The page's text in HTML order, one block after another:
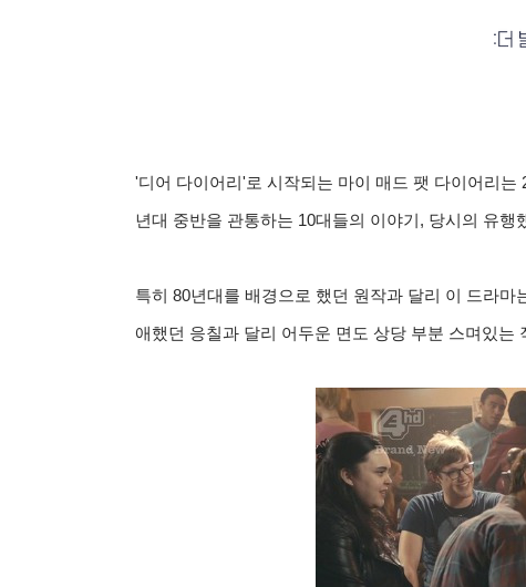
'디어 다이어리'로 시작되는 마이 매드 팻 다이어리
년대 중반을 관통하는 10대들의 이야기, 당시의 유
특히 80년대를 배경으로 했던 원작과 달리 이 드라
애했던 응칠과 달리 어두운 면도 상당 부분 스며있는